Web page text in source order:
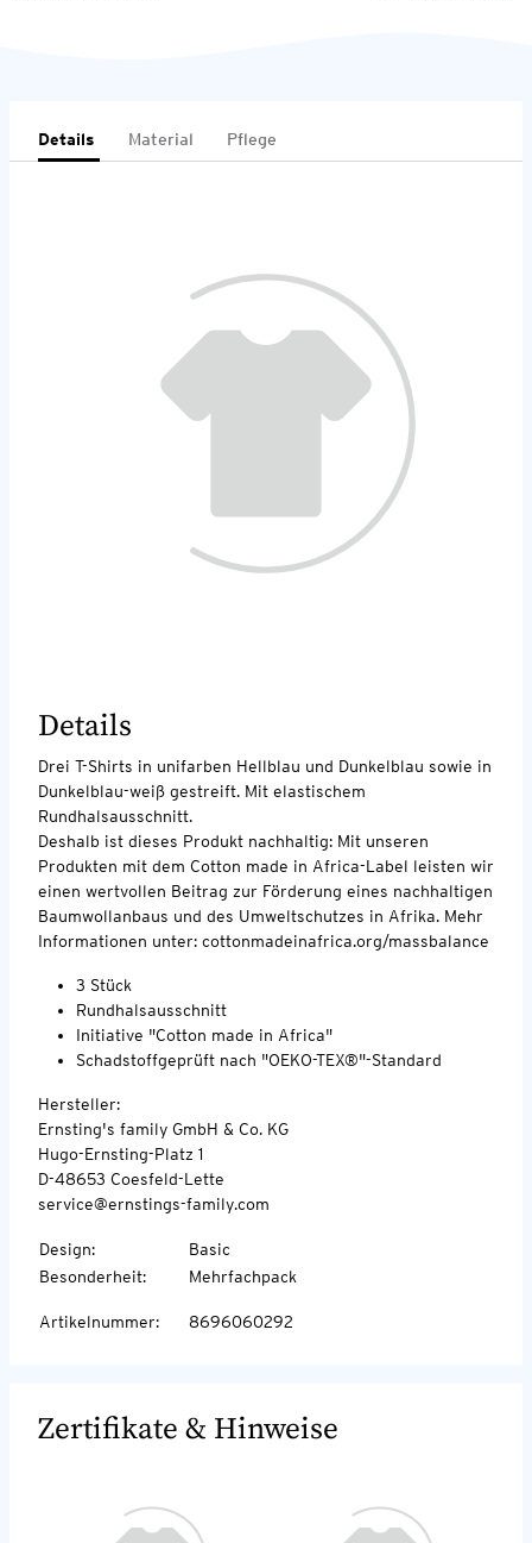
Details Material Pflege
Details
Drei T-Shirts in unifarben Hellblau und Dunkelblau sowie in
Dunkelblau-weiß gestreift. Mit elastischem
Rundhalsausschnitt.
Deshalb ist dieses Produkt nachhaltig: Mit unseren
Produkten mit dem Cotton made in Africa-Label leisten wir
einen wertvollen Beitrag zur Förderung eines nachhaltigen
Baumwollanbaus und des Umweltschutzes in Afrika. Mehr
Informationen unter: cottonmadeinafrica.org/massbalance
3 Stück
Rundhalsausschnitt
Initiative "Cotton made in Africa"
Schadstoffgeprüft nach "OEKO-TEX®"-Standard
Hersteller:
Ernsting's family GmbH & Co. KG
Hugo-Ernsting-Platz 1
D-48653 Coesfeld-Lette
service@ernstings-family.com
Design:
Basic
Besonderheit: Mehrfachpack
Artikelnummer: 8696060292
Zertifikate & Hinweise